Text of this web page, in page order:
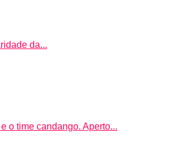
da...
o time candango. Aperto...